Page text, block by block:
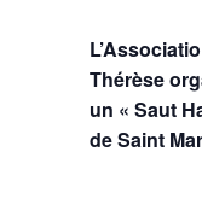
Thérèse
un « Saut
de Saint